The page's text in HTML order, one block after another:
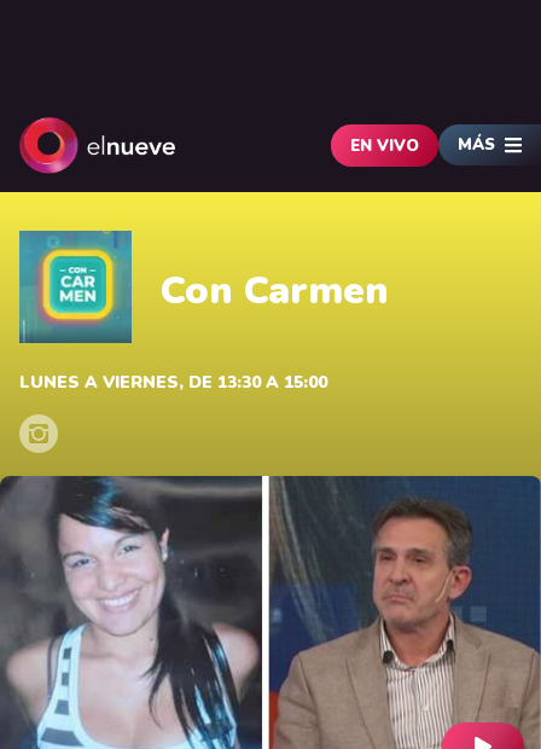
EN VIVO MÁS
Con Carmen
LUNES A VIERNES, DE 13:30 A 15:00